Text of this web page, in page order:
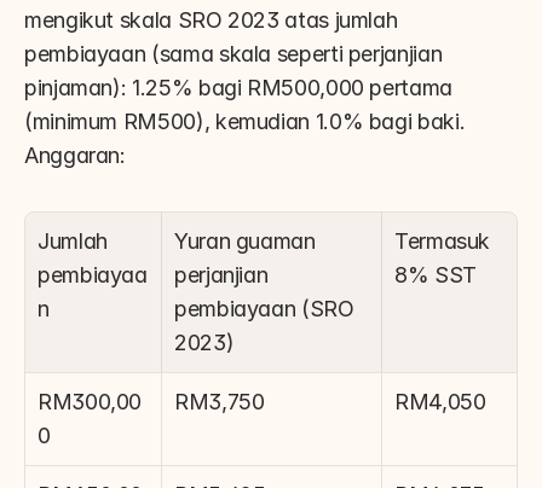
mengikut skala SRO 2023 atas jumlah
pembiayaan (sama skala seperti perjanjian
pinjaman): 1.25% bagi RM500,000 pertama
(minimum RM500), kemudian 1.0% bagi baki.
Anggaran:
Jumlah
pembiayaa
n
Yuran guaman
perjanjian
pembiayaan (SRO
2023)
Termasuk
8% SST
RM300,00
0
RM3,750 RM4,050